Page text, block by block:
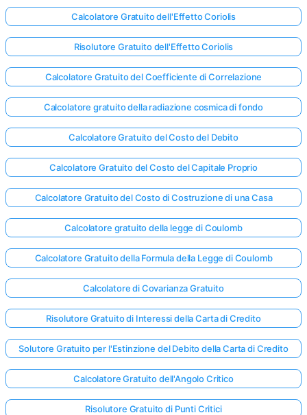
Calcolatore Gratuito dell'Effetto Coriolis
Risolutore Gratuito dell'Effetto Coriolis
Calcolatore Gratuito del Coefficiente di Correlazione
Calcolatore gratuito della radiazione cosmica di fondo
Calcolatore Gratuito del Costo del Debito
Calcolatore Gratuito del Costo del Capitale Proprio
Calcolatore Gratuito del Costo di Costruzione di una Casa
Calcolatore gratuito della legge di Coulomb
Calcolatore Gratuito della Formula della Legge di Coulomb
Calcolatore di Covarianza Gratuito
Risolutore Gratuito di Interessi della Carta di Credito
Solutore Gratuito per l'Estinzione del Debito della Carta di Credito
Calcolatore Gratuito dell'Angolo Critico
Risolutore Gratuito di Punti Critici